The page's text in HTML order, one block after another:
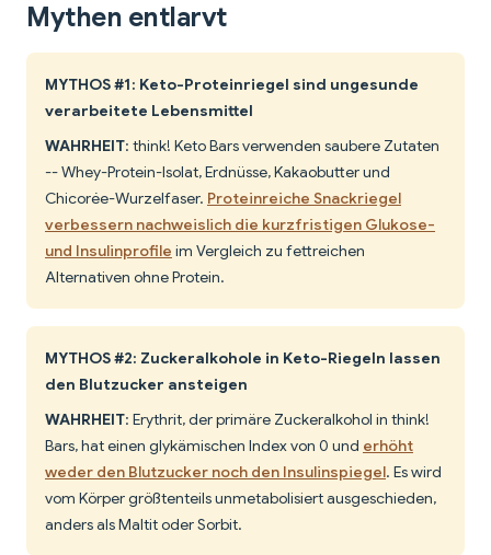
Mythen entlarvt
MYTHOS #1: Keto-Proteinriegel sind ungesunde
verarbeitete Lebensmittel
WAHRHEIT: think! Keto Bars verwenden saubere Zutaten
-- Whey-Protein-Isolat, Erdnüsse, Kakaobutter und
Chicorée-Wurzelfaser. Proteinreiche Snackriegel
verbessern nachweislich die kurzfristigen Glukose-
und Insulinprofile im Vergleich zu fettreichen
Alternativen ohne Protein.
MYTHOS #2: Zuckeralkohole in Keto-Riegeln lassen
den Blutzucker ansteigen
WAHRHEIT: Erythrit, der primäre Zuckeralkohol in think!
Bars, hat einen glykämischen Index von 0 und erhöht
weder den Blutzucker noch den Insulinspiegel. Es wird
vom Körper größtenteils unmetabolisiert ausgeschieden,
anders als Maltit oder Sorbit.